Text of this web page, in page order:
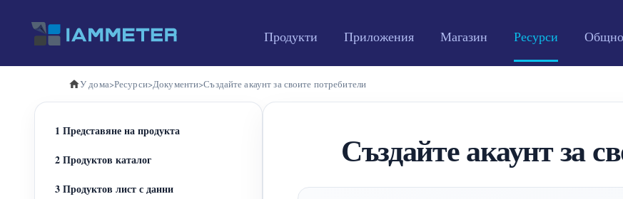
Продукти Приложения Магазин Ресурси
У дома>Ресурси>Документи>Създайте акаунт за своите потребители
1 Представяне на продукта
2 Продуктов каталог
3 Продуктов лист с данни
Създайте акаунт за